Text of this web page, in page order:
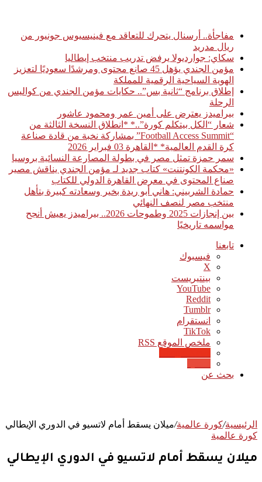
مفاجأة.. أرسنال يتحرك للتعاقد مع فينيسيوس جونيور من
ريال مدريد
سكاي: جوارديولا يرفض تدريب منتخب إيطاليا
مؤمن الجندي يؤهل 45 صانع محتوى ومرشدًا سعوديًا لتعزيز
الهوية السياحية الرقمية للمملكة
إطلاق برنامج “ثانية بس”.. حكايات مؤمن الجندي من كواليس
الرحلة
بيراميدز يعترض على أمين عمر ومحمود عاشور
شعار “الكل بيتكلم كورة”..* *انطلاق النسخة الثالثة من
“Football Access Summit” بمشاركة نخبة من قادة صناعة
كرة القدم العالمية* *القاهرة 03 فبراير 2026
سمر حمزة تمثل مصر في بطولة المصارعة النسائية بروسيا
«محكمة الكونتنت» كتاب جديد لـ مؤمن الجندي يناقش مصير
صناع المحتوى في معرض القاهرة الدولي للكتاب
حمادة الشربيني: هاني أبو ريدة بخير وسعادته كبيرة بتأهل
منتخب مصر لنصف النهائي
بين إنجازات 2025 وطموحات 2026.. بيراميدز يعيش أنجح
مواسمه تاريخيًا
تابعنا
فيسبوك
‫X
بينتيريست
‫YouTube
انستقرام
‫TikTok
ملخص الموقع RSS
بحث عن
الرئيسية/كورة عالمية/ميلان يسقط أمام لاتسيو في الدوري الإيطالي
كورة عالمية
ميلان يسقط أمام لاتسيو في الدوري الإيطالي